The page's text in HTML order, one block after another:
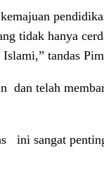
tidak hanya
tandas
dan telah
ini sangat